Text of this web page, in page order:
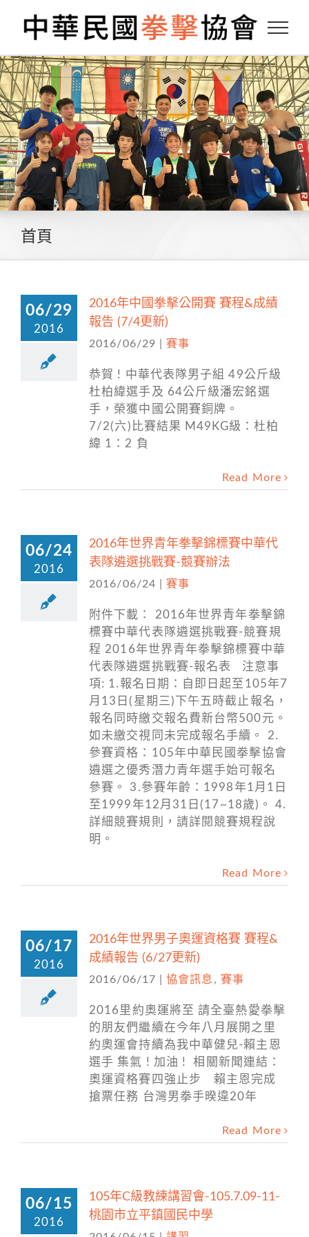
content
首頁
06/29
2016
2016年中國拳擊公開賽 賽程&成績
報告 (7/4更新)
2016/06/29 賽事
恭賀 ! 中華代表隊男子組 49公斤級
杜柏緯選手及 64公斤級潘宏銘選
手，榮獲中國公開賽銅牌。
7/2(六)比賽結果 M49KG級：杜柏
緯 1：2 負
Read More
06/24
2016
2016年世界青年拳擊錦標賽中華代
表隊遴選挑戰賽-競賽辦法
2016/06/24 賽事
附件下載： 2016年世界青年拳擊錦
標賽中華代表隊遴選挑戰賽-競賽規
程 2016年世界青年拳擊錦標賽中華
代表隊遴選挑戰賽-報名表 注意事
項: 1.報名日期：自即日起至105年7
月13日(星期三)下午五時截止報名，
報名同時繳交報名費新台幣500元。
如未繳交視同未完成報名手續。 2.
參賽資格：105年中華民國拳擊協會
遴選之優秀潛力青年選手始可報名
參賽。 3.參賽年齡：1998年1月1日
至1999年12月31日(17~18歲)。 4.
詳細競賽規則，請詳閱競賽規程說
明。
Read More
06/17
2016
2016年世界男子奧運資格賽 賽程&
成績報告 (6/27更新)
2016/06/17 協會訊息 , 賽事
2016里約奧運將至 請全臺熱愛拳擊
的朋友們繼續在今年八月展開之里
約奧運會持續為我中華健兒-賴主恩
選手 集氣 ! 加油 ! 相關新聞連結：
奧運資格賽四強止步 賴主恩完成
搶票任務 台灣男拳手暌違20年
Read More
06/15
2016
105年C級教練講習會-105.7.09-11-
桃園市立平鎮國民中學